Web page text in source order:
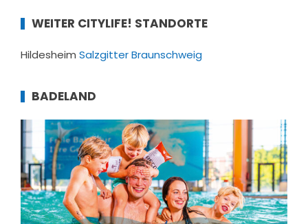
WEITER CITYLIFE! STANDORTE
Hildesheim SalzgitterBraunschweig
BADELAND